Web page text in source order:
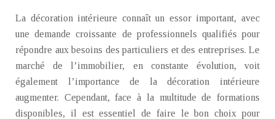
La décoration intérieure connaît un essor important, avec
une demande croissante de professionnels qualifiés pour
répondre aux besoins des particuliers et des entreprises. Le
marché de l’immobilier, en constante évolution, voit
également l’importance de la décoration intérieure
augmenter. Cependant, face à la multitude de formations
disponibles, il est essentiel de faire le bon choix pour